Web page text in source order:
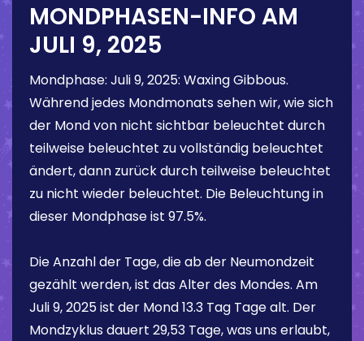
MONDPHASEN-INFO AM
JULI 9, 2025
Mondphase: Juli 9, 2025: Waxing Gibbous.
Während jedes Mondmonats sehen wir, wie sich
der Mond von nicht sichtbar beleuchtet durch
teilweise beleuchtet zu vollständig beleuchtet
ändert, dann zurück durch teilweise beleuchtet
zu nicht wieder beleuchtet. Die Beleuchtung in
dieser Mondphase ist 97.5%.
Die Anzahl der Tage, die ab der Neumondzeit
gezählt werden, ist das Alter des Mondes. Am
Juli 9, 2025ist der Mond13.3 Tag Tage alt. Der
Mondzyklus dauert 29,53 Tage, was uns erlaubt,